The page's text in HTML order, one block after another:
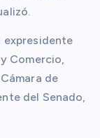
expresidente
Comercio,
de
del Senado,